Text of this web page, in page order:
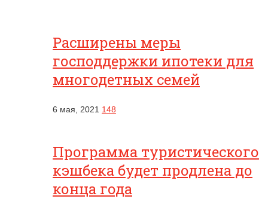
Расширены меры
господдержки ипотеки для
многодетных семей
6 мая, 2021 148
Программа туристического
кэшбека будет продлена до
конца года